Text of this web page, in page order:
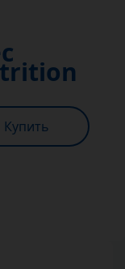
Купить